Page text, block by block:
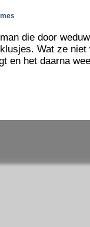
die door
Wat ze
en het daarna